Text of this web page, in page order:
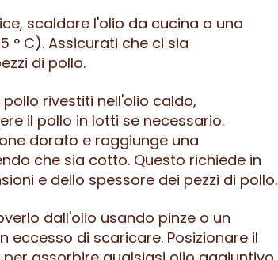
scaldare l'olio da cucina a una
° C). Assicurati che ci sia
di pollo.
rivestiti nell'olio caldo,
il pollo in lotti se necessario.
dorato e raggiunge una
che sia cotto. Questo richiede in
e dello spessore dei pezzi di pollo.
dall'olio usando pinze o un
eccesso di scaricare. Posizionare il